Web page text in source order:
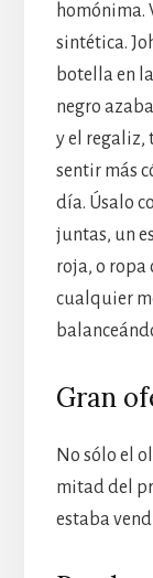
homónima.
sintética.
botella en
negro
y el regaliz,
sentir más
día. Úsalo
juntas, un
roja, o ropa
cualquier
Gran
No sólo el
mitad del
estaba